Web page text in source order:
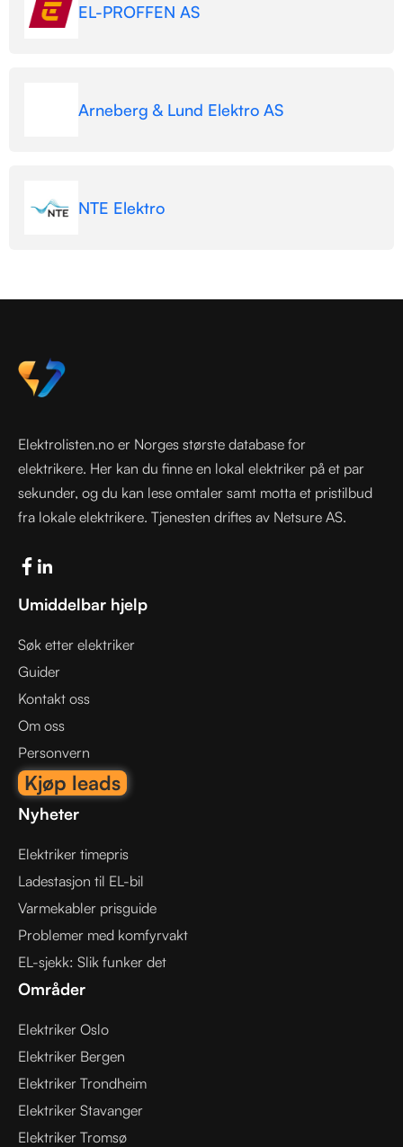
EL-PROFFEN AS
Arneberg & Lund Elektro AS
NTE Elektro
Elektrolisten.no er Norges største database for
elektrikere. Her kan du finne en lokal elektriker på et par
sekunder, og du kan lese omtaler samt motta et pristilbud
fra lokale elektrikere. Tjenesten driftes av Netsure AS.
Umiddelbar hjelp
Søk etter elektriker
Guider
Kontakt oss
Om oss
Personvern
Kjøp leads
Nyheter
Elektriker timepris
Ladestasjon til EL-bil
Varmekabler prisguide
Problemer med komfyrvakt
EL-sjekk: Slik funker det
Områder
Elektriker Oslo
Elektriker Bergen
Elektriker Trondheim
Elektriker Stavanger
Elektriker Tromsø